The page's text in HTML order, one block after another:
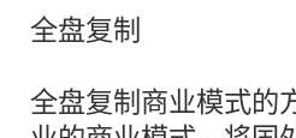
全盘复制
全盘复制商业模式的